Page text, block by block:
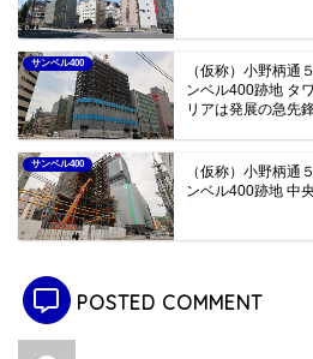
サンベル400
（仮称）小野柄通
ンベル400跡地 タ
リアは発展の急先
サンベル400
（仮称）小野柄通
ンベル400跡地 中
POSTED COMMENT